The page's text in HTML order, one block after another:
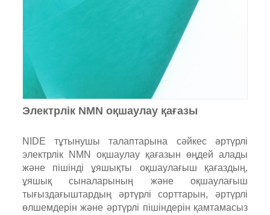
Электрлік NMN оқшаулау қағазы
NIDE тұтынушы талаптарына сәйкес әртүрлі
электрлік NMN оқшаулау қағазын өңдей алады
және пішінді ұяшықты оқшаулағыш қағаздың,
ұяшық сыналарының және оқшаулағыш
тығыздағыштардың әртүрлі сорттарын, әртүрлі
өлшемдерін және әртүрлі пішіндерін қамтамасыз